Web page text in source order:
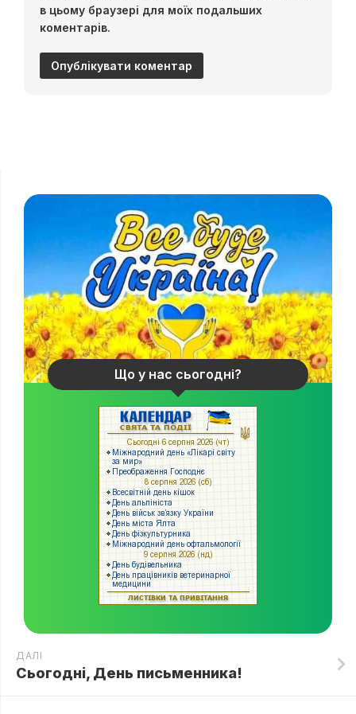
в цьому браузері для моїх подальших
коментарів.
Що у нас сьогодні?
ДАЛІ
Сьогодні, День письменника!